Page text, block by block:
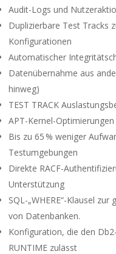
Audit-Logs und
Duplizierbare Test Tracks
Konfigurationen
Automatischer
Datenübernahme aus
hinweg)
TEST TRACK
APT-Kernel-
Bis zu 65 % weniger
Testumgebungen
Direkte RACF-
Unterstützung
SQL-„WHERE“-Klausel
von Datenbanken.
Konfiguration, die den
RUNTIME zulässt